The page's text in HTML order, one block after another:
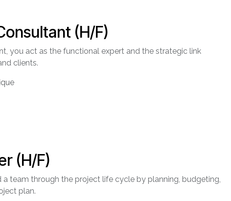
(H/F)
you act as the functional expert and the strategic link
clients.
(H/F)
a team through the project life cycle by planning, budgeting,
plan.